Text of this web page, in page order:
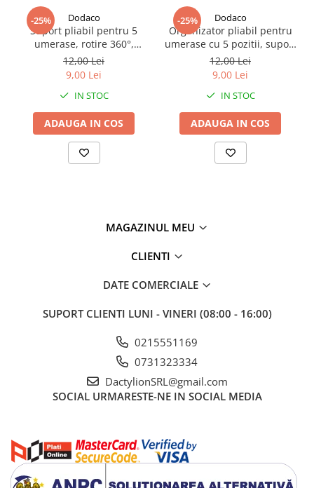
-25% Dodaco
Suport pliabil pentru 5
umerase, rotire 360°,
organizator haine pentru
dulap si calatorii,
12,00 Lei
9,00 Lei
IN STOC
ADAUGA IN COS
-25% Dodaco
Organizator pliabil pentru
umerase cu 5 pozitii, suport
haine cu rotire 360°,
accesoriu portabil pentru
12,00 Lei
9,00 Lei
IN STOC
ADAUGA IN COS
MAGAZINUL MEU
CLIENTI
DATE COMERCIALE
SUPORT CLIENTI LUNI - VINERI (08:00 - 16:00)
0215551169
0731323334
DactylionSRL@gmail.com
SOCIAL URMARESTE-NE IN SOCIAL MEDIA